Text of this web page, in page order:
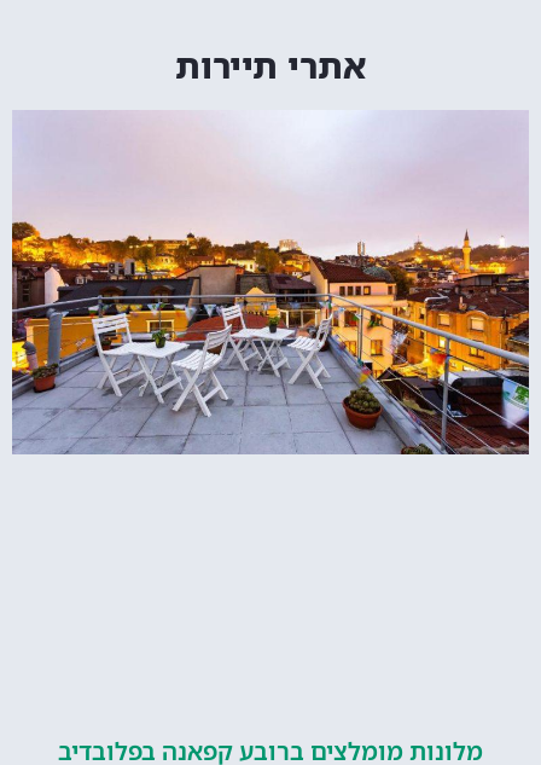
אתרי תיירות
מומלצים ברובע קפאנה בפלובדיב